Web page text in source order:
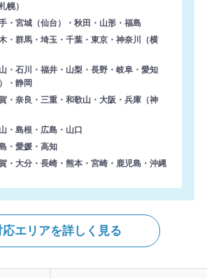
幌）
・宮城（仙台）・秋田・山形・福島
・群馬・埼玉・千葉・東京・神奈川（横
・石川・福井・山梨・長野・岐阜・愛知
・静岡
・奈良・三重・和歌山・大阪・兵庫（神
・島根・広島・山口
・愛媛・高知
・大分・長崎・熊本・宮崎・鹿児島・沖縄
応エリアを詳しく見る